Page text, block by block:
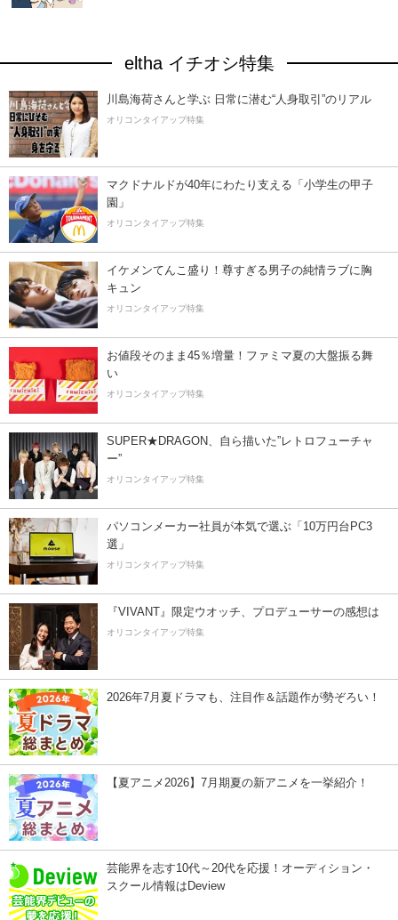
eltha イチオシ特集
川島海荷さんと学ぶ 日常に潜む“人身取引”のリアル
オリコンタイアップ特集
マクドナルドが40年にわたり支える「小学生の甲子
園」
オリコンタイアップ特集
イケメンてんこ盛り！尊すぎる男子の純情ラブに胸
キュン
オリコンタイアップ特集
お値段そのまま45％増量！ファミマ夏の大盤振る舞
い
オリコンタイアップ特集
SUPER★DRAGON、自ら描いた”レトロフューチャ
ー”
オリコンタイアップ特集
パソコンメーカー社員が本気で選ぶ「10万円台PC3
選」
オリコンタイアップ特集
『VIVANT』限定ウオッチ、プロデューサーの感想は
オリコンタイアップ特集
2026年7月夏ドラマも、注目作＆話題作が勢ぞろい！
【夏アニメ2026】7月期夏の新アニメを一挙紹介！
芸能界を志す10代～20代を応援！オーディション・
スクール情報はDeview